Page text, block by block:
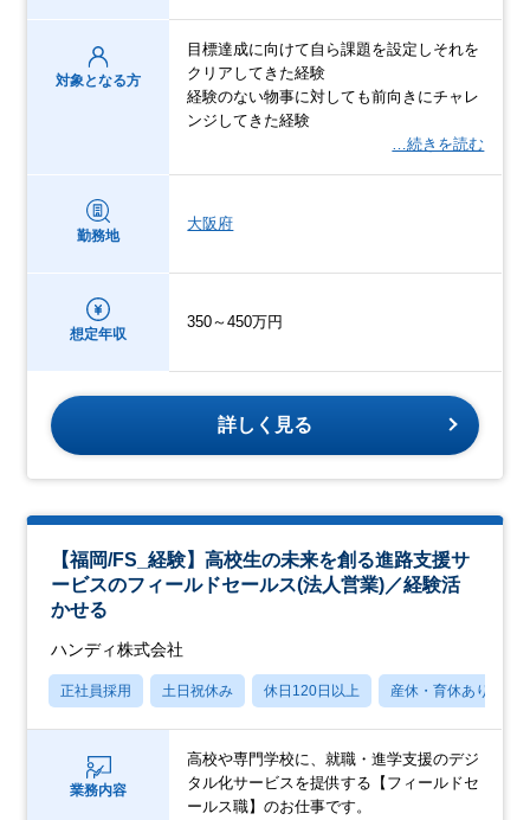
対象となる方
目標達成に向けて自ら課題を設定しそれを
クリアしてきた経験
経験のない物事に対しても前向きにチャレ
ンジしてきた経験
…続きを読む
勤務地
大阪府
想定年収
350～450万円
詳しく見る
【福岡/FS_経験】高校生の未来を創る進路支援サ
ービスのフィールドセールス(法人営業)／経験活
かせる
ハンディ株式会社
正社員採用 土日祝休み 休日120日以上 産休・育休あり
業務内容
高校や専門学校に、就職・進学支援のデジ
タル化サービスを提供する【フィールドセ
ールス職】のお仕事です。